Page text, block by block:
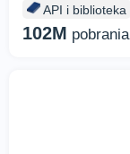
API i biblioteka
102M pobrania